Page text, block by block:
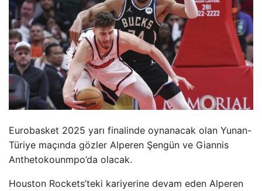
Eurobasket 2025 yarı finalinde oynanacak olan Yunan-
Türiye maçında gözler Alperen Şengün ve Giannis
Anthetokounmpo’da olacak.
Houston Rockets’teki kariyerine devam eden Alperen